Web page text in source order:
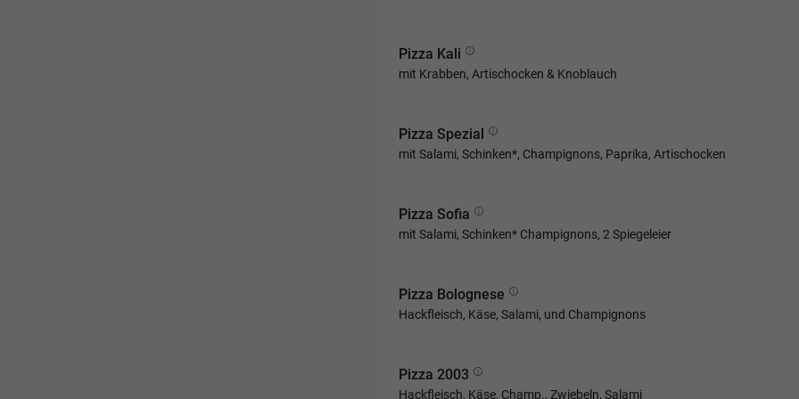
Pizza Kali
mit Krabben, Artischocken & Knoblauch
Pizza Spezial
mit Salami, Schinken*, Champignons, Paprika, Artischocken
Pizza Sofia
mit Salami, Schinken* Champignons, 2 Spiegeleier
Pizza Bolognese
Hackfleisch, Käse, Salami, und Champignons
Pizza 2003
Hackfleisch, Käse, Champ., Zwiebeln, Salami